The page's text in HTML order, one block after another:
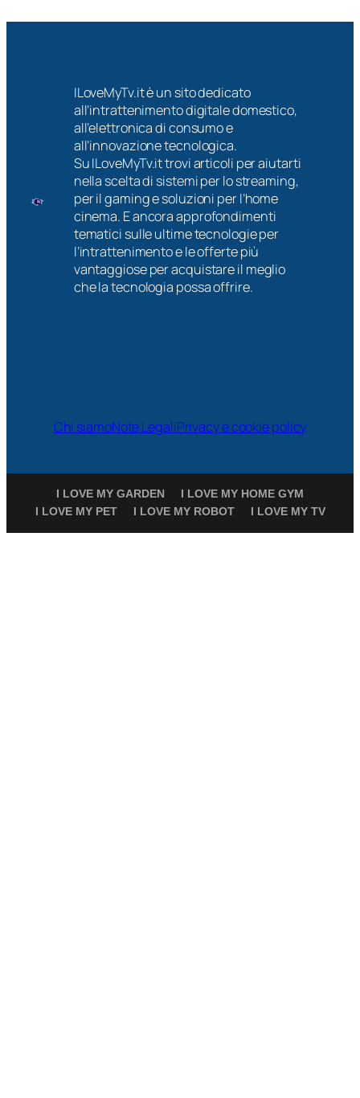
ILoveMyTv.it è un sito dedicato
all’intrattenimento digitale domestico,
all’elettronica di consumo e
all’innovazione tecnologica.
Su ILoveMyTv.it trovi articoli per aiutarti
nella scelta di sistemi per lo streaming,
per il gaming e soluzioni per l’home
cinema. E ancora approfondimenti
tematici sulle ultime tecnologie per
l’intrattenimento e le offerte più
vantaggiose per acquistare il meglio
che la tecnologia possa offrire.
Chi siamoNote LegaliPrivacy e cookie policy
I LOVE MY GARDEN
I LOVE MY HOME GYM
I LOVE MY PET
I LOVE MY ROBOT I LOVE MY TV